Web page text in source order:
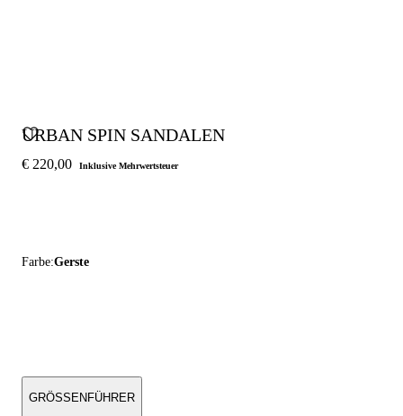
URBAN SPIN SANDALEN
€ 220,00 Inklusive Mehrwertsteuer
Farbe:Gerste
GRÖSSENFÜHRER